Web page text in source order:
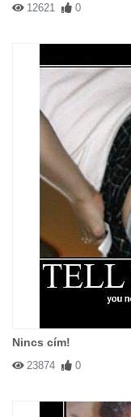
12621 0
Nincs cím!
23874 0